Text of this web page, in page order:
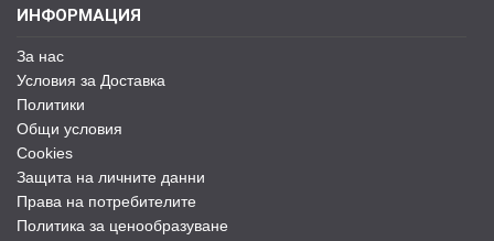
ИНФОРМАЦИЯ
За нас
Условия за Доставка
Политики
Общи условия
Cookies
Защита на личните данни
Права на потребителите
Политика за ценообразуване